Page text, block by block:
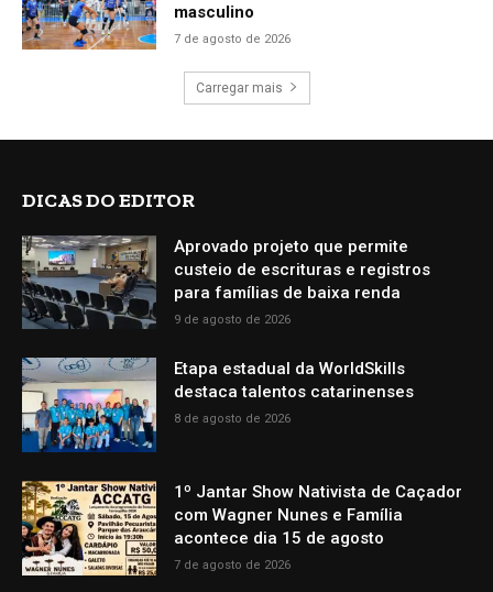
masculino
7 de agosto de 2026
Carregar mais
DICAS DO EDITOR
Aprovado projeto que permite
custeio de escrituras e registros
para famílias de baixa renda
9 de agosto de 2026
Etapa estadual da WorldSkills
destaca talentos catarinenses
8 de agosto de 2026
1º Jantar Show Nativista de Caçador
com Wagner Nunes e Família
acontece dia 15 de agosto
7 de agosto de 2026